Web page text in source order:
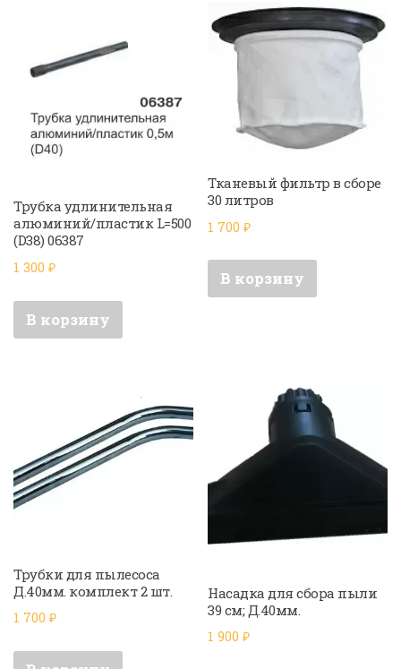
Трубка удлинительная
алюминий/пластик L=500
(D38) 06387
1 300 ₽
В корзину
Тканевый фильтр в сборе
30 литров
1 700₽
В корзину
Трубки для пылесоса
Д.40мм. комплект 2 шт.
1 700 ₽
Насадка для сбора пыли
39 см; Д.40мм.
1 900₽